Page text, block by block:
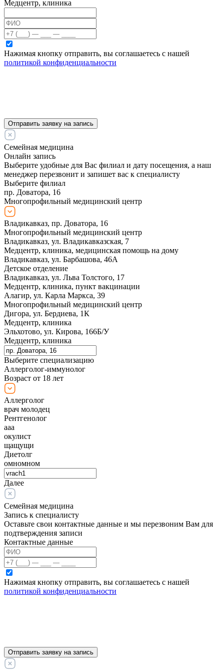
Медцентр, клиника
Нажимая кнопку отправить, вы соглашаетесь с нашей
политикой конфиденциальности
Отправить заявку на запись
Семейная медицина
Онлайн запись
Выберите удобные для Вас филиал и дату посещения, а наш
менеджер перезвонит и запишет вас к специалисту
Выберите филиал
пр. Доватора, 16
Многопрофильный медицинский центр
Владикавказ, пр. Доватора, 16
Многопрофильный медицинский центр
Владикавказ, ул. Владикавказская, 7
Медцентр, клиника, медицинская помощь на дому
Владикавказ, ул. Барбашова, 46А
Детское отделение
Владикавказ, ул. Льва Толстого, 17
Медцентр, клиника, пункт вакцинации
Алагир, ул. Карла Маркса, 39
Многопрофильный медицинский центр
Дигора, ул. Бердиева, 1К
Медцентр, клиника
Эльхотово, ул. Кирова, 166Б/У
Медцентр, клиника
Выберите специализацию
Аллерголог-иммунолог
Возраст от 18 лет
Аллерголог
врач молодец
Рентгенолог
ааа
окулист
щащущи
Диетолг
омномном
Далее
Семейная медицина
Запись к специалисту
Оставьте свои контактные данные и мы перезвоним Вам для
подтверждения записи
Контактные данные
Нажимая кнопку отправить, вы соглашаетесь с нашей
политикой конфиденциальности
Отправить заявку на запись